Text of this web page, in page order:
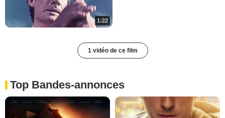
1:22
1 vidéo de ce film
Top Bandes-annonces